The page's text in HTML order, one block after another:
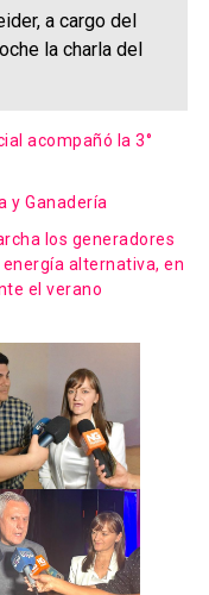
a cargo del
la charla del
acompañó la 3°
y Ganadería
los generadores
alternativa, en
el verano